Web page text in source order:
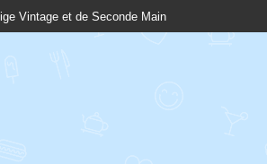
Vintage et de Seconde Main